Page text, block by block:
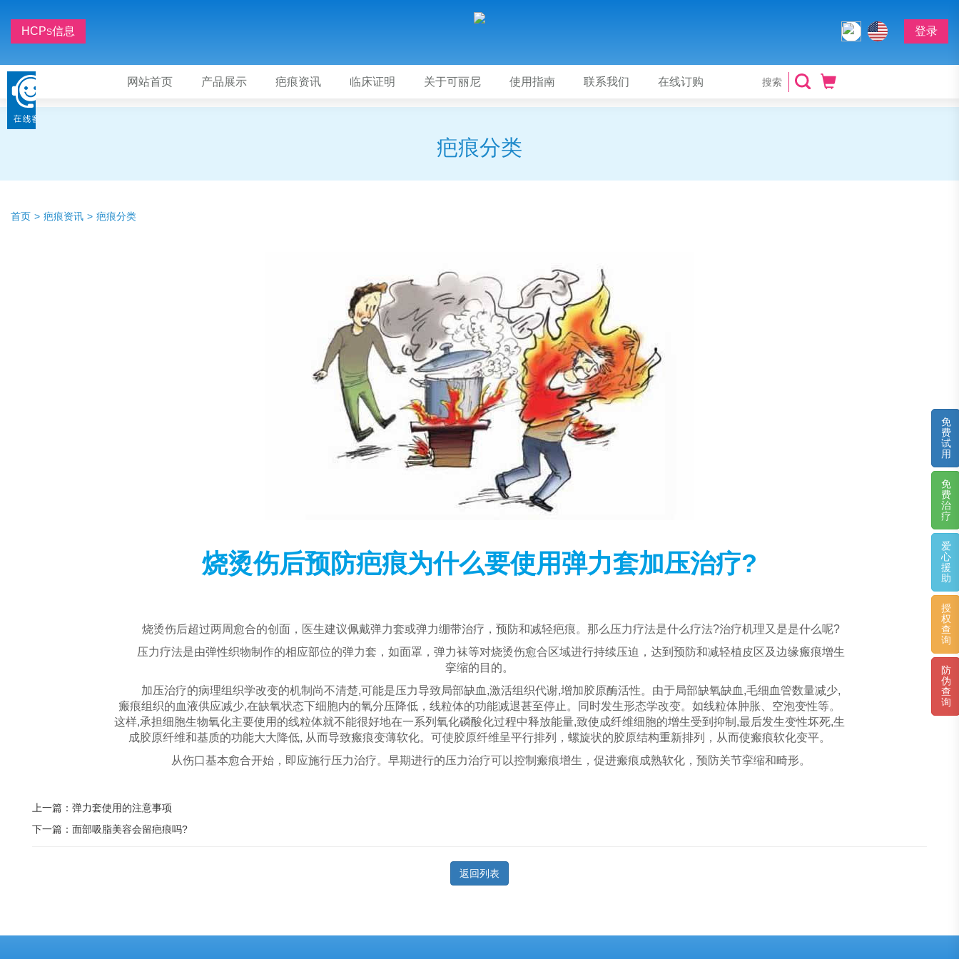
登录
HCPS信息
网站首页 产品展示 疤痕资讯 临床证明 关于可丽尼 使用指南 联系我们 在线订购
疤痕分类
首页 疤痕资讯 疤痕分类
烧烫伤后预防疤痕为什么要使用弹力套加压治疗?
烧烫伤后超过两周愈合的创面，医生建议佩戴弹力套或弹力绷带治疗，预防和减轻疤痕。那么压力疗法是什么疗法?治疗机理又是是什么呢?
压力疗法是由弹性织物制作的相应部位的弹力套，如面罩，弹力袜等对烧烫伤愈合区域进行持续压迫，达到预防和减轻植皮区及边缘瘢痕增生
挛缩的目的。
加压治疗的病理组织学改变的机制尚不清楚,可能是压力导致局部缺血,激活组织代谢,增加胶原酶活性。由于局部缺氧缺血,毛细血管数量减少,
瘢痕组织的血液供应减少,在缺氧状态下细胞内的氧分压降低，线粒体的功能减退甚至停止。同时发生形态学改变。如线粒体肿胀、空泡变性等。
这样,承担细胞生物氧化主要使用的线粒体就不能很好地在一系列氧化磷酸化过程中释放能量,致使成纤维细胞的增生受到抑制,最后发生变性坏死,生
成胶原纤维和基质的功能大大降低, 从而导致瘢痕变薄软化。可使胶原纤维呈平行排列，螺旋状的胶原结构重新排列，从而使瘢痕软化变平。
从伤口基本愈合开始，即应施行压力治疗。早期进行的压力治疗可以控制瘢痕增生，促进瘢痕成熟软化，预防关节挛缩和畸形。
上一篇：弹力套使用的注意事项
下一篇：面部吸脂美容会留疤痕吗?
返回列表
免
费
试
用
免
费
治
疗
爱
心
援
助
授
权
查
询
防
伪
查
询